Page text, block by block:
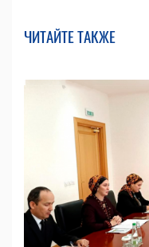
ЧИТАЙТЕ ТАКЖЕ